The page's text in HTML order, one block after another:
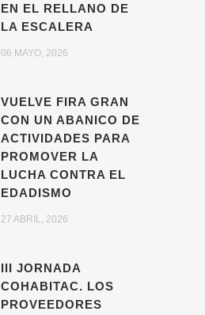
EN EL RELLANO DE
LA ESCALERA
06 MAYO, 2026
VUELVE FIRA GRAN
CON UN ABANICO DE
ACTIVIDADES PARA
PROMOVER LA
LUCHA CONTRA EL
EDADISMO
27 ABRIL, 2026
III JORNADA
COHABITAC. LOS
PROVEEDORES